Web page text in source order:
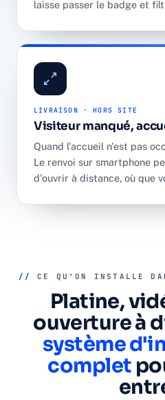
laisse passer le badge et
LIVRAISON · HORS SITE
Visiteur manqué,
Quand l'accueil n'est pas
Le renvoi sur smartphone
d'ouvrir à distance, où que
// CE QU'ON INSTALLE
Platine,
ouverture à
système
complet